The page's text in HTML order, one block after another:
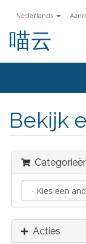
Nederlands
喵云
Bekijk
Acties